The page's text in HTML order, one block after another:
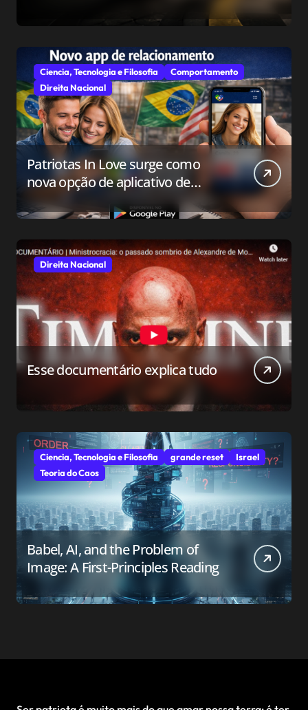
Ciencia, Tecnologia e Filosofia
Comportamento
Direita Nacional
Patriotas In Love surge como
nova opção de aplicativo de
relacionamento para o público
conservador
Direita Nacional
Esse documentário explica tudo
Ciencia, Tecnologia e Filosofia grande reset
Israel
Teoria do Caos
Babel, AI, and the Problem of
Image: A First-Principles Reading